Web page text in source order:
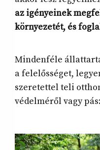
az igényeinek
környezetét, és
Mindenféle
a felelősséget,
szeretettel teli
védelméről vagy